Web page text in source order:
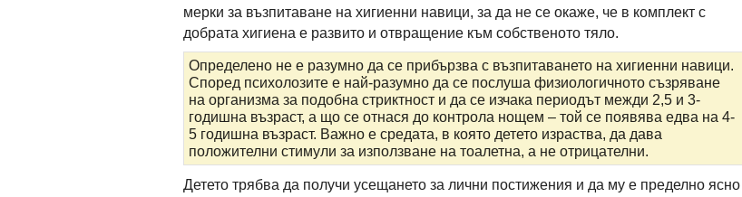
мерки за възпитаване на хигиенни навици, за да не се окаже, че в комплект с
добрата хигиена е развито и отвращение към собственото тяло.
Определено не е разумно да се прибързва с възпитаването на хигиенни навици.
Според психолозите е най-разумно да се послуша физиологичното съзряване
на организма за подобна стриктност и да се изчака периодът межди 2,5 и 3-
годишна възраст, а що се отнася до контрола нощем – той се появява едва на 4-
5 годишна възраст. Важно е средата, в която детето израства, да дава
положителни стимули за използване на тоалетна, а не отрицателни.
Детето трябва да получи усещането за лични постижения и да му е пределно ясно